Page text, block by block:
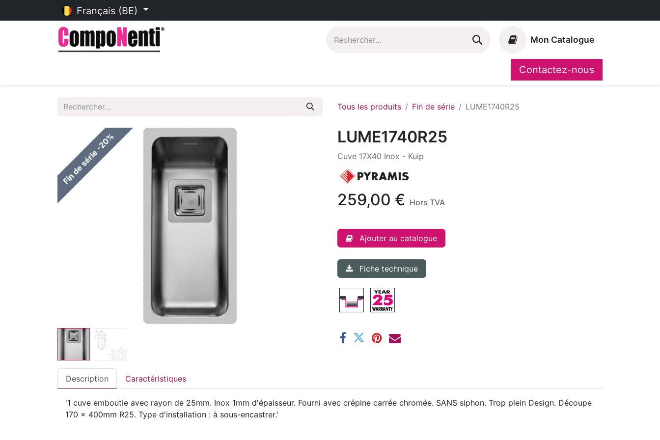
Français (BE)
Mon Catalogue
CompoShop
Contactez-nous
Tous les produits Fin de série LUME1740R25
Fin de série -20% LUME1740R25
Cuve 17X40 Inox - Kuip
259,00 € Hors TVA
Ajouter au catalogue
Fiche technique
Description Caractéristiques
'1 cuve emboutie avec rayon de 25mm. Inox 1mm d'épaisseur. Fourni avec crépine carrée chromée. SANS siphon. Trop plein Design. Découpe
170 x 400mm R25. Type d'installation : à sous-encastrer.'